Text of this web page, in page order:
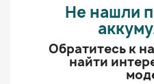
Не нашли
Обратитесь к
найти